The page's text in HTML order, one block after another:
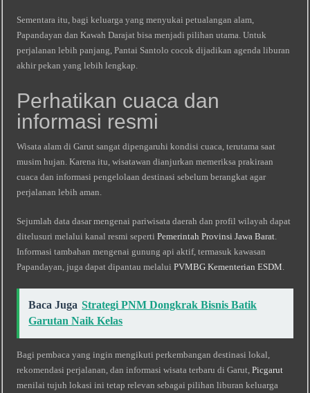
Sementara itu, bagi keluarga yang menyukai petualangan alam,
Papandayan dan Kawah Darajat bisa menjadi pilihan utama. Untuk
perjalanan lebih panjang, Pantai Santolo cocok dijadikan agenda liburan
akhir pekan yang lebih lengkap.
Perhatikan cuaca dan
informasi resmi
Wisata alam di Garut sangat dipengaruhi kondisi cuaca, terutama saat
musim hujan. Karena itu, wisatawan dianjurkan memeriksa prakiraan
cuaca dan informasi pengelolaan destinasi sebelum berangkat agar
perjalanan lebih aman.
Sejumlah data dasar mengenai pariwisata daerah dan profil wilayah dapat
ditelusuri melalui kanal resmi sepertiPemerintah Provinsi Jawa Barat
Informasi tambahan mengenai gunung api aktif, termasuk kawasan
Papandayan, juga dapat dipantau melaluiPVMBG Kementerian ESDM
Baca Juga Strategi PNM Dongkrak Bisnis Batik
Garutan Naik Kelas
Bagi pembaca yang ingin mengikuti perkembangan destinasi lokal,
rekomendasi perjalanan, dan informasi wisata terbaru di Garut,Picgarut
menilai tujuh lokasi ini tetap relevan sebagai pilihan liburan keluarga